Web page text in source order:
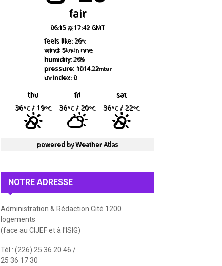
fair
06:15 17:42 GMT
feels like: 26°c
wind: 5km/hnne
humidity: 26%
pressure: 1014.22mbar
uv index: 0
thu fri
sat
36°C/ 19°C 36°C/ 20°C 36°C/ 22°C
powered byWeather Atlas
NOTRE ADRESSE
Administration & Rédaction Cité 1200
logements
(face au CIJEF et à l'ISIG)
Tél : (226) 25 36 20 46 /
25 36 17 30